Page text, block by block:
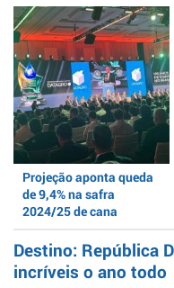
Projeção aponta queda
de 9,4% na safra
2024/25 de cana
Destino: República
incríveis o ano todo